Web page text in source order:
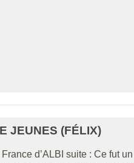
JEUNES (FÉLIX)
d’ALBI suite : Ce fut